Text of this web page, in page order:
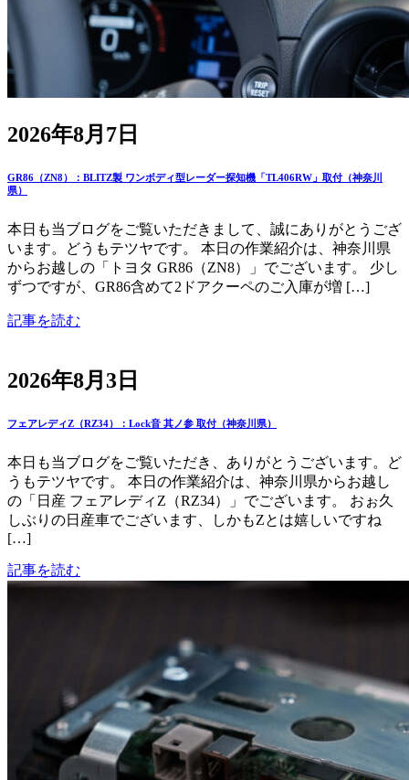
2026年8月7日
GR86（ZN8）：BLITZ製 ワンボディ型レーダー探知機「TL406RW」取付（神奈川
県）
本日も当ブログをご覧いただきまして、誠にありがとうござ
います。どうもテツヤです。 本日の作業紹介は、神奈川県
からお越しの「トヨタ GR86（ZN8）」でございます。 少し
ずつですが、GR86含めて2ドアクーペのご入庫が増 […]
記事を読む
2026年8月3日
フェアレディZ（RZ34）：Lock音 其ノ参 取付（神奈川県）
本日も当ブログをご覧いただき、ありがとうございます。ど
うもテツヤです。 本日の作業紹介は、神奈川県からお越し
の「日産 フェアレディZ（RZ34）」でございます。 おぉ久
しぶりの日産車でございます、しかもZとは嬉しいですね
[…]
記事を読む